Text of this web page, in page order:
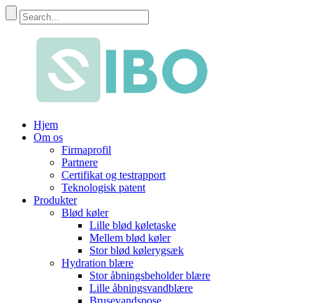
Hjem
Om os
Firmaprofil
Partnere
Certifikat og testrapport
Teknologisk patent
Produkter
Blød køler
Lille blød køletaske
Mellem blød køler
Stor blød kølerygsæk
Hydration blære
Stor åbningsbeholder blære
Lille åbningsvandblære
Brusevandspose